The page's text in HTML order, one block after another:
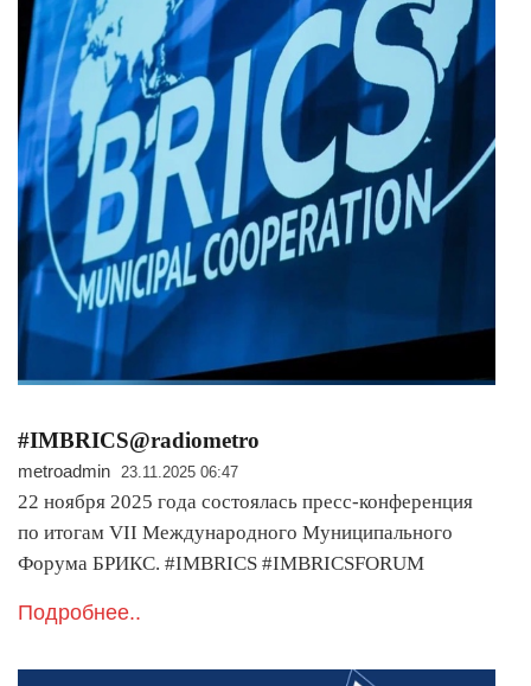
#IMBRICS@radiometro
metroadmin 23.11.2025 06:47
22 ноября 2025 года состоялась пресс-конференция
по итогам VII Международного Муниципального
Форума БРИКС. #IMBRICS #IMBRICSFORUM
Подробнее..